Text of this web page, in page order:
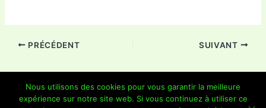
PRÉCÉDENT SUIVANT
Nous utilisons des cookies pour vous garantir la meilleure
expérience sur notre site web. Si vous continuez à utiliser ce